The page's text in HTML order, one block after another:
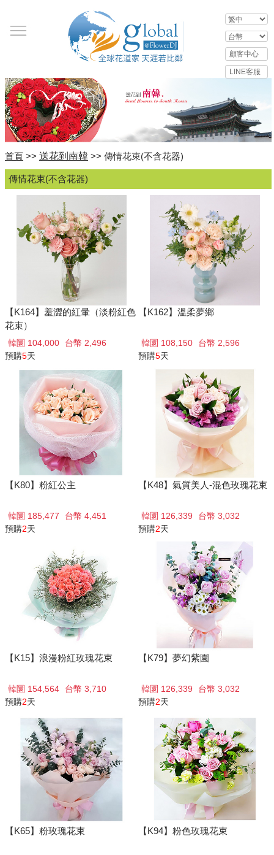
首頁 >> 送花到南韓 >> 傳情花束(不含花器)
傳情花束(不含花器)
【K164】羞澀的紅暈（淡粉紅色
花束）
韓圜 104,000
台幣 2,496
預購5天
【K162】溫柔夢鄉
韓圜 108,150
台幣 2,596
預購5天
【K80】粉紅公主
韓圜 185,477
台幣 4,451
預購2天
【K48】氣質美人-混色玫瑰花束
韓圜 126,339
台幣 3,032
預購2天
【K15】浪漫粉紅玫瑰花束
韓圜 154,564
台幣 3,710
預購2天
【K79】夢幻紫園
韓圜 126,339
台幣 3,032
預購2天
【K65】粉玫瑰花束 【K94】粉色玫瑰花束